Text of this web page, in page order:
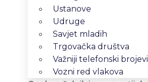
Ustanove
Udruge
Savjet mladih
Trgovačka društva
Važniji telefonski brojevi
Vozni red vlakova